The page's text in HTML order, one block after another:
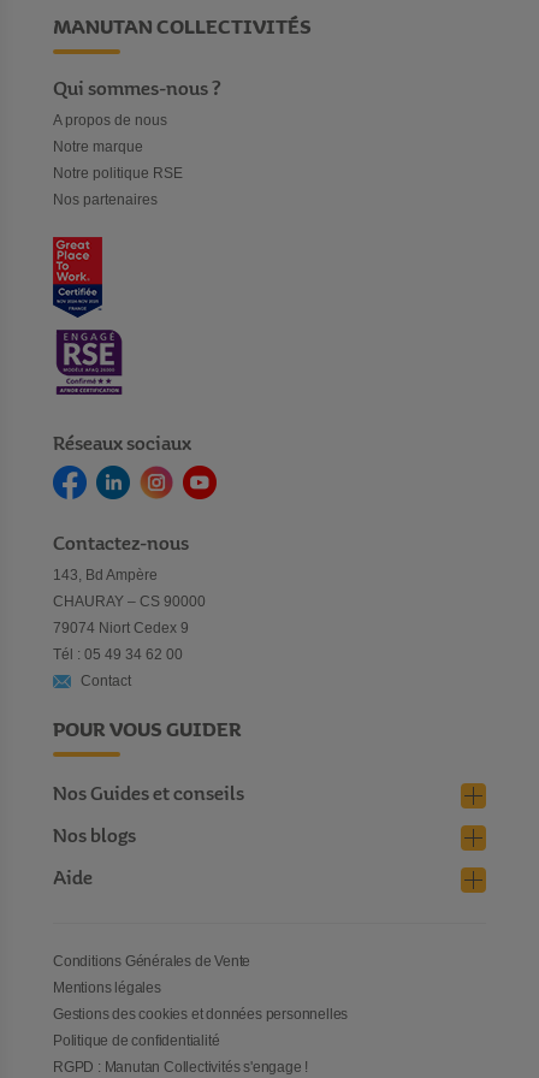
MANUTAN COLLECTIVITÉS
Qui sommes-nous ?
A propos de nous
Notre marque
Notre politique RSE
Nos partenaires
Réseaux sociaux
Contactez-nous
143, Bd Ampère
CHAURAY – CS 90000
79074 Niort Cedex 9
Tél : 05 49 34 62 00
Contact
POUR VOUS GUIDER
Nos Guides et conseils
Nos blogs
Aide
Conditions Générales de Vente
Mentions légales
Gestions des cookies et données personnelles
Politique de confidentialité
RGPD : Manutan Collectivités s'engage !